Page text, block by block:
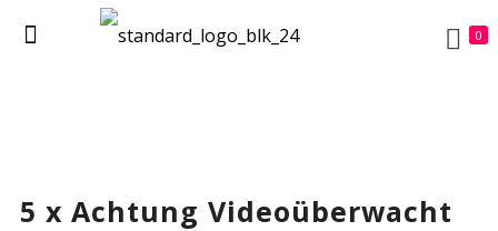
0
5 x Achtung Videoüberwacht